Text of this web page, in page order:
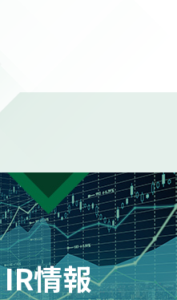
日本におけるビジュア
日本におけるビジュア
株主還元強化を目的と
政策保有株式の売却額
IR情報